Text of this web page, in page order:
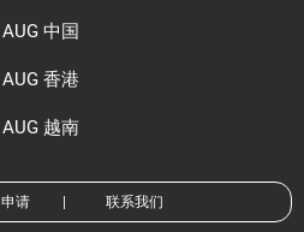
AUG 中国
AUG 香港
AUG 越南
申请 联系我们